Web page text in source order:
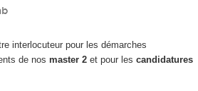
interlocuteur pour les démarches
de nos master 2 et pour les candidatures